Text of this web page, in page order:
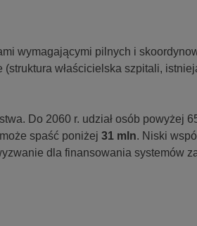
wymagającymi pilnych i
(struktura właścicielska szpitali,
Do 2060 r. udział osób powyżej
spaść poniżej 31 mln. Niski
dla finansowania systemów